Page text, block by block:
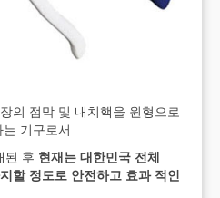
의 점막 및 내치핵을 원형으로
기구로서
된 후 현재는 대한민국 전체
할 정도로 안전하고 효과 적인